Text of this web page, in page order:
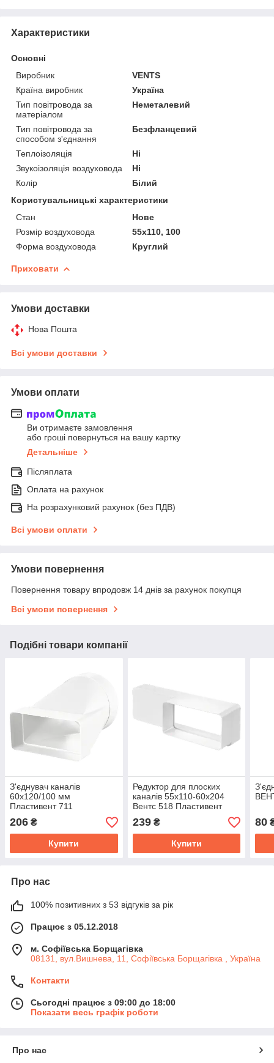
Характеристики
Основні
Виробник
VENTS
Країна виробник
Україна
Тип повітровода за
матеріалом
Неметалевий
Тип повітровода за
способом з'єднання
Безфланцевий
Теплоізоляція
Ні
Звукоізоляція воздуховода
Ні
Колір
Білий
Користувальницькі характеристики
Стан
Нове
Розмір воздуховода
55х110, 100
Форма воздуховода
Круглий
Приховати
Умови доставки
Нова Пошта
Всі умови доставки
Умови оплати
Ви отримаєте замовлення
або гроші повернуться на вашу картку
Детальніше
Післяплата
Оплата на рахунок
На розрахунковий рахунок (без ПДВ)
Всі умови оплати
Умови повернення
Повернення товару впродовж 14 днів за рахунок покупця
Всі умови повернення
Подібні товари компанії
З'єднувач каналів
60х120/100 мм
Пластивент 711
206 ₴
Купити
Редуктор для плоских
каналів 55х110-60х204
Вентс 518 Пластивент
239₴
Купити
80
Про нас
100% позитивних з 53 відгуків за рік
Працює з 05.12.2018
м. Софіївська Борщагівка
08131, вул.Вишнева, 11, Софіївська Борщагівка , Україна
Контакти
Сьогодні працює з 09:00 до 18:00
Показати весь графік роботи
Про нас